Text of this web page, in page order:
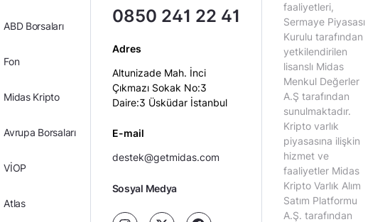
ABD Borsaları
Fon
Midas Kripto
Avrupa Borsaları
VİOP
Atlas
0850 241 22 41
Adres
Altunizade Mah. İnci
Çıkmazı Sokak No:3
Daire:3 Üsküdar İstanbul
E-mail
destek@getmidas.com
Sosyal Medya
faaliyetleri,
Sermaye Piyasası
Kurulu tarafından
yetkilendirilen
lisanslı Midas
Menkul Değerler
A.Ş tarafından
sunulmaktadır.
Kripto varlık
piyasasına ilişkin
hizmet ve
faaliyetler Midas
Kripto Varlık Alım
Satım Platformu
A.Ş. tarafından